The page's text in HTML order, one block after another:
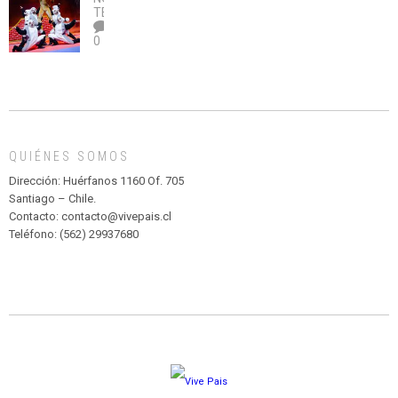
legalice
el
abuso”
DE
TEATRO
Y
MADAGASCAR
PARQUE
HURATDO
TEATRO
0
QUIÉNES SOMOS
Dirección: Huérfanos 1160 Of. 705
Santiago – Chile.
Contacto: contacto@vivepais.cl
Teléfono: (562) 29937680